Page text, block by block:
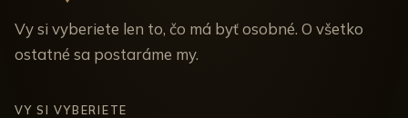
Vy si vyberiete len to, čo má byť osobné. O všetko
ostatné sa postaráme my.
VY SI VYBERIETE